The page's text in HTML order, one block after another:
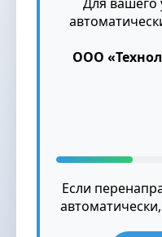
ООО
Если